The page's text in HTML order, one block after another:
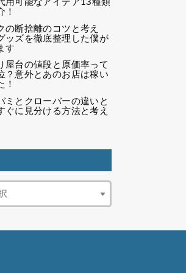
用可能なアイデア13種類
！
の断捨離のコツと考え
ッズを徹底整理した僕が
す
屋台の値段と原価率って
？意外とあのお店は稼い
！
ミとクローバーの違いと
ぐに見分ける方法と考え